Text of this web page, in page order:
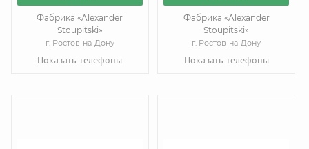
Фабрика «Alexander
Stoupitski»
г. Ростов-на-Дону
Показать телефоны
Фабрика «Alexander
Stoupitski»
г. Ростов-на-Дону
Показать телефоны